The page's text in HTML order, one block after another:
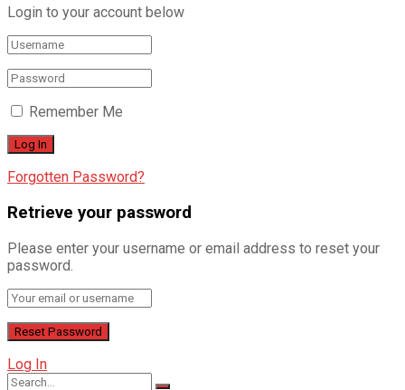
Login to your account below
Remember Me
Forgotten Password?
Retrieve your password
Please enter your username or email address to reset your
password.
Log In